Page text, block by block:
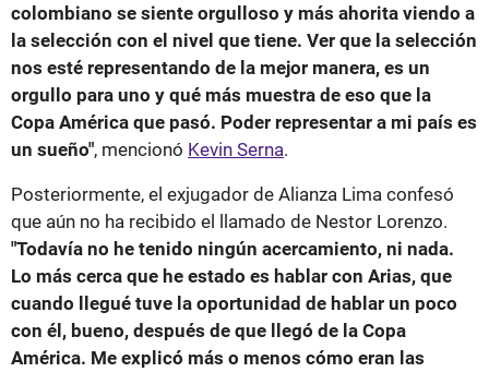
colombiano se siente orgulloso y más ahorita viendo a
la selección con el nivel que tiene. Ver que la selección
nos esté representando de la mejor manera, es un
orgullo para uno y qué más muestra de eso que la
Copa América que pasó. Poder representar a mi país es
un sueño", mencionó Kevin Serna.
Posteriormente, el exjugador de Alianza Lima confesó
que aún no ha recibido el llamado de Nestor Lorenzo.
"Todavía no he tenido ningún acercamiento, ni nada.
Lo más cerca que he estado es hablar con Arias, que
cuando llegué tuve la oportunidad de hablar un poco
con él, bueno, después de que llegó de la Copa
América. Me explicó más o menos cómo eran las